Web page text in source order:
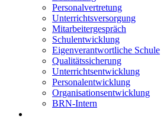
Personalvertretung
Unterrichtsversorgung
Mitarbeitergespräch
Schulentwicklung
Eigenverantwortliche Schule
Qualitätssicherung
Unterrichtsentwicklung
Personalentwicklung
Organisationsentwicklung
BRN-Intern